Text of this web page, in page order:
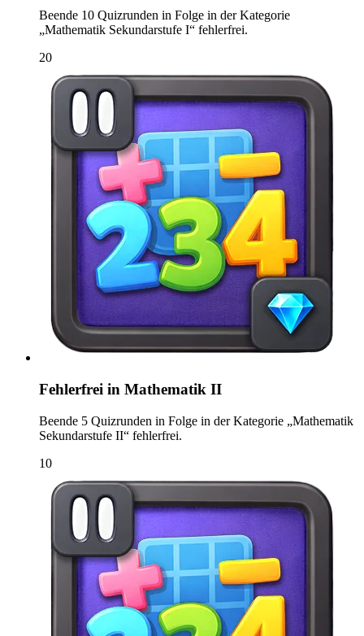
Beende 10 Quizrunden in Folge in der Kategorie
„Mathematik Sekundarstufe I“ fehlerfrei.
20
Fehlerfrei in Mathematik II
Beende 5 Quizrunden in Folge in der Kategorie „Mathematik
Sekundarstufe II“ fehlerfrei.
10